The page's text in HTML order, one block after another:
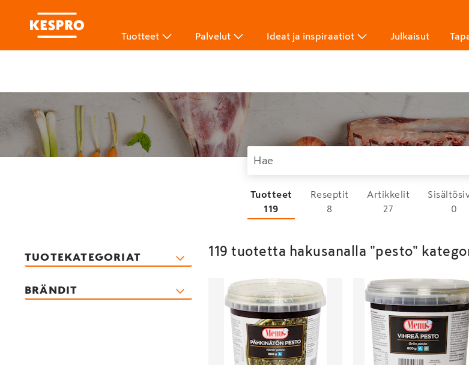
Tuotteet Palvelut Ideat ja inspiraatiot Julkaisut
Tuotteet
119
Reseptit
8
Artikkelit
27
0
TUOTEKATEGORIAT
BRÄNDIT
119 tuotetta hakusanalla "pesto"